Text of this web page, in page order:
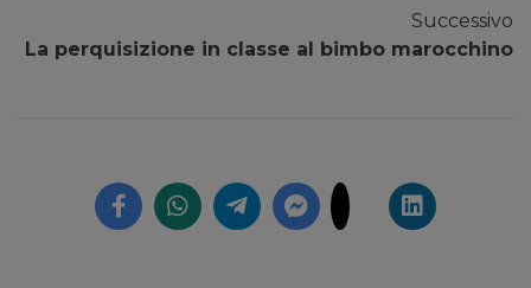
Successivo
La perquisizione in classe al bimbo marocchino